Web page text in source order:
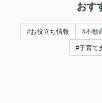
おす
#お役立ち情報 #不動
#子育て